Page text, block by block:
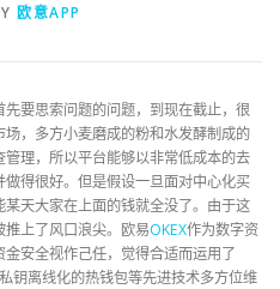
欧意APP
要思索问题的问题，到现在截止，很
，多方小麦磨成的粉和水发酵制成的
理，所以平台能够以非常低成本的去
得很好。但是假设一旦面对中心化买
天大家在上面的钱就全没了。由于这
上了风口浪尖。欧易OKEX作为数字资
安全视作己任，觉得合适而运用了
钥离线化的热钱包等先进技术多方位维